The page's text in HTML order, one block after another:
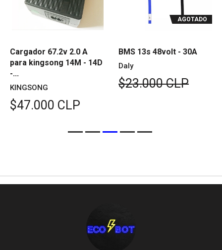
Cargador 67.2v 2.0 A
para kingsong 14M - 14D
-...
KINGSONG
$47.000 CLP
AGOTADO
BMS 13s 48volt - 30A
Daly
$23.000 CLP